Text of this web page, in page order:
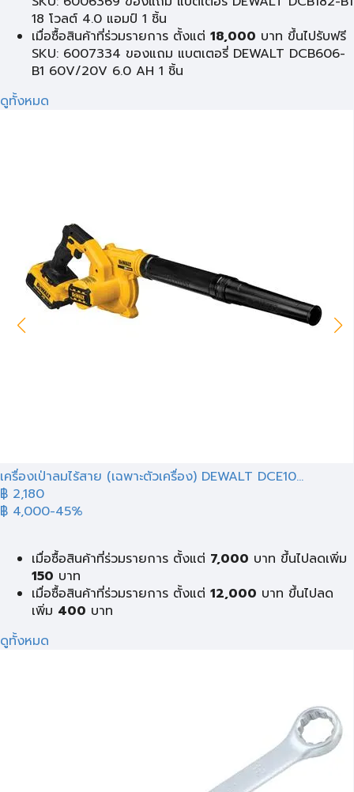
18 โวลต์ 4.0 แอมป์ 1 ชิ้น
เมื่อซื้อสินค้าที่ร่วมรายการ ตั้งแต่ 18,000 บาท ขึ้นไปรับฟรี
SKU: 6007334 ของแถม แบตเตอรี่ DEWALT DCB606-
B1 60V/20V 6.0 AH 1 ชิ้น
ดูทั้งหมด
เครื่องเป่าลมไร้สาย (เฉพาะตัวเครื่อง) DEWALT DCE10...
฿ 2,180
฿ 4,000-45%
เมื่อซื้อสินค้าที่ร่วมรายการ ตั้งแต่ 7,000 บาท ขึ้นไปลดเพิ่ม
150 บาท
เมื่อซื้อสินค้าที่ร่วมรายการ ตั้งแต่ 12,000 บาท ขึ้นไปลด
เพิ่ม 400 บาท
ดูทั้งหมด